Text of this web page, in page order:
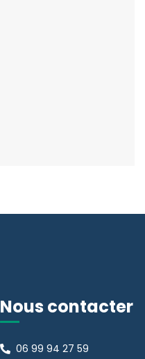
Nous contacter
06 99 94 27 59